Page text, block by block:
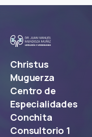
Christus
Muguerza
Centro de
Especialidades
Conchita
Consultorio 1